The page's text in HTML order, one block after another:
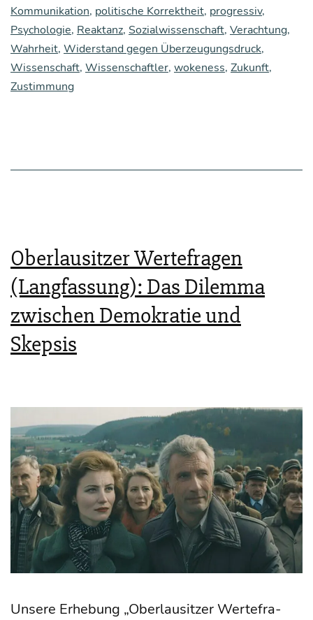
Kommunikation, politische Korrektheit, progressiv,
Psychologie, Reaktanz, Sozialwissenschaft, Verachtung,
Wahrheit, Widerstand gegen Überzeugungsdruck,
Wissenschaft, Wissenschaftler, wokeness, Zukunft,
Zustimmung
Oberlausitzer Wertefragen
(Langfassung): Das Dilemma
zwischen Demokratie und
Skepsis
Unse­re Erhe­bung „Ober­lau­sit­zer Wer­te­fra­